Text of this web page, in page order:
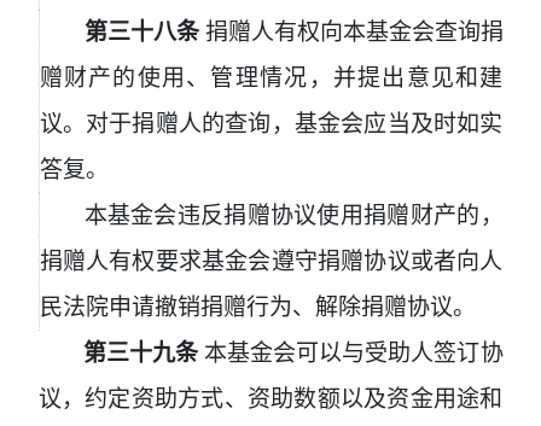
第三十八条 捐赠人有权向本基金会查询捐
赠财产的使用、管理情况，并提出意见和建
议。对于捐赠人的查询，基金会应当及时如实
答复。
本基金会违反捐赠协议使用捐赠财产的，
捐赠人有权要求基金会遵守捐赠协议或者向人
民法院申请撤销捐赠行为、解除捐赠协议。
第三十九条 本基金会可以与受助人签订协
议，约定资助方式、资助数额以及资金用途和